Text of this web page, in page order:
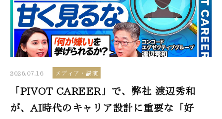
2026.07.16 メディア・講演
「PIVOT CAREER」で、弊社 渡辺秀和
が、AI時代のキャリア設計に重要な「好